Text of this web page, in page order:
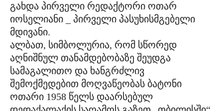
გახდა პირველი რედაქტორი ოთარ
იოსელიანი _ პირველი პასუხისმგებელი
მდივანი.
ალბათ, სიმბოლურია, რომ სწორედ
აღნიშნულ თანამდებობაზე შეუდგა
სამაგალითო და ხანგრძლივ
შემოქმედებით მოღვაწეობას ბატონი
ოთარი 1958 წელს დაარსებულ